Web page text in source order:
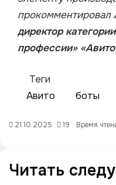
прокомментировал
директор
профессии»
Теги
Авито
боты
21.10.2025 19 Время
Читать